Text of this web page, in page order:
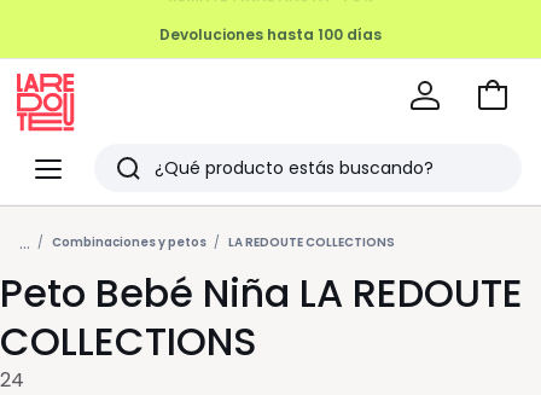
Devoluciones hasta 100 días
Menu
Redoute
Buscar
Últimos
artículos
vistos
Ir
... Combinaciones y petos LA REDOUTE COLLECTIONS
Peto Bebé Niña LA REDOUTE
COLLECTIONS
24